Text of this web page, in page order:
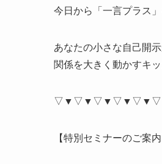
今日から「一言プラス
あなたの小さな自己開示
関係を大きく動かすキッ
【特別セミナーのご案内